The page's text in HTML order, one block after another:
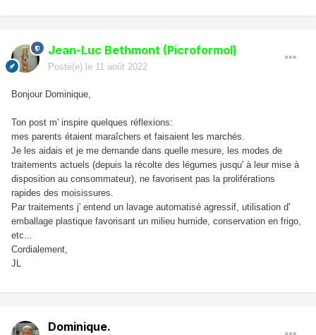
Jean-Luc Bethmont (Picroformol)
Posté(e) le 11 août 2022
Bonjour Dominique,
Ton post m' inspire quelques réflexions:
mes parents étaient maraîchers et faisaient les marchés.
Je les aidais et je me demande dans quelle mesure, les modes de
traitements actuels (depuis la récolte des légumes jusqu' à leur mise à
disposition au consommateur), ne favorisent pas la proliférations
rapides des moisissures.
Par traitements j' entend un lavage automatisé agressif, utilisation d'
emballage plastique favorisant un milieu humide, conservation en frigo,
etc...
Cordialement,
JL
Dominique.